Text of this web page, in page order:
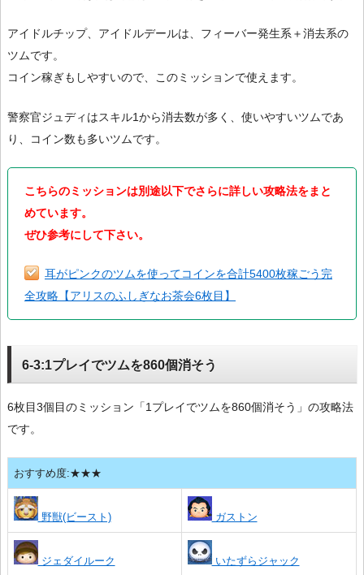
アイドルチップ、アイドルデールは、フィーバー発生系＋消去系の
ツムです。
コイン稼ぎもしやすいので、このミッションで使えます。
警察官ジュディはスキル1から消去数が多く、使いやすいツムであ
り、コイン数も多いツムです。
こちらのミッションは別途以下でさらに詳しい攻略法をまと
めています。
ぜひ参考にして下さい。
耳がピンクのツムを使ってコインを合計5400枚稼ごう完
全攻略【アリスのふしぎなお茶会6枚目】
6-3:1プレイでツムを860個消そう
6枚目3個目のミッション「1プレイでツムを860個消そう」の攻略法
です。
おすすめ度:★★★
野獣(ビースト) ガストン
ジェダイルーク いたずらジャック